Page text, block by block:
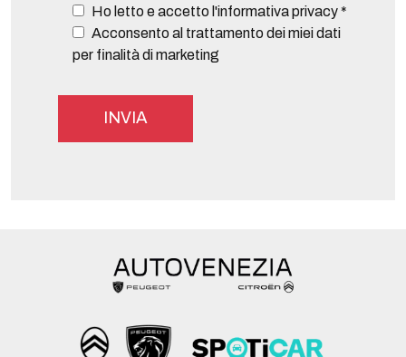
Ho letto e accetto l'informativa privacy *
Acconsento al trattamento dei miei dati
per finalità di marketing